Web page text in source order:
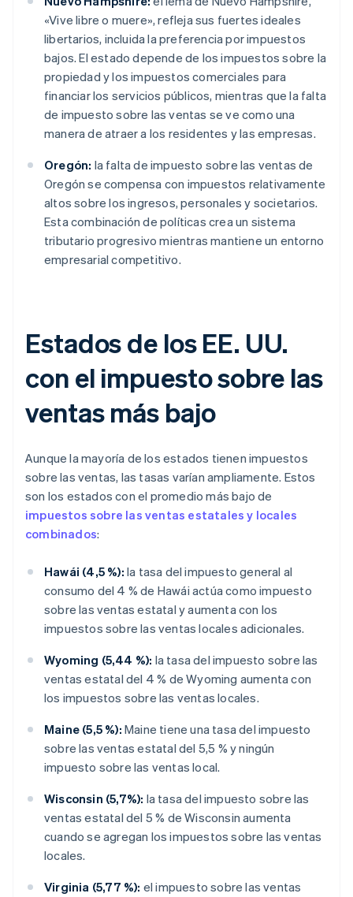
«Vive libre o muere», refleja sus fuertes ideales
libertarios, incluida la preferencia por impuestos
bajos. El estado depende de los impuestos sobre la
propiedad y los impuestos comerciales para
financiar los servicios públicos, mientras que la falta
de impuesto sobre las ventas se ve como una
manera de atraer a los residentes y las empresas.
Oregón: la falta de impuesto sobre las ventas de
Oregón se compensa con impuestos relativamente
altos sobre los ingresos, personales y societarios.
Esta combinación de políticas crea un sistema
tributario progresivo mientras mantiene un entorno
empresarial competitivo.
Estados de los EE. UU.
con el impuesto sobre las
ventas más bajo
Aunque la mayoría de los estados tienen impuestos
sobre las ventas, las tasas varían ampliamente. Estos
son los estados con el promedio más bajo de
impuestos sobre las ventas estatales y locales
combinados:
Hawái (4,5 %): la tasa del impuesto general al
consumo del 4 % de Hawái actúa como impuesto
sobre las ventas estatal y aumenta con los
impuestos sobre las ventas locales adicionales.
Wyoming (5,44 %): la tasa del impuesto sobre las
ventas estatal del 4 % de Wyoming aumenta con
los impuestos sobre las ventas locales.
Maine (5,5 %): Maine tiene una tasa del impuesto
sobre las ventas estatal del 5,5 % y ningún
impuesto sobre las ventas local.
Wisconsin (5,7%): la tasa del impuesto sobre las
ventas estatal del 5 % de Wisconsin aumenta
cuando se agregan los impuestos sobre las ventas
locales.
Virginia (5,77 %): el impuesto sobre las ventas